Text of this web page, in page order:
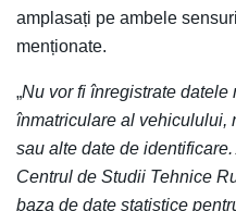
amplasați pe ambele
menționate.
„Nu vor fi înregistrate datele
înmatriculare al vehiculului,
sau alte date de
Centrul de Studii Tehnice
baza de date statistice